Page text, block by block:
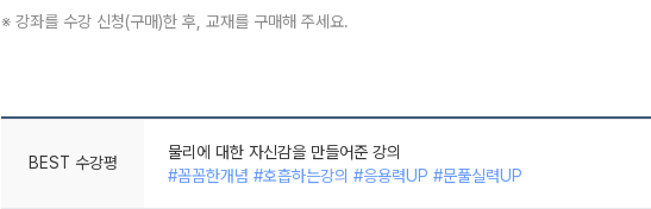
※ 강좌를 수강 신청(구매)한 후, 교재를 구매해 주세요.
BEST 수강평
물리는 역시 배기범
#자꾸듣고싶은 #계산이간결한 #응용력UP